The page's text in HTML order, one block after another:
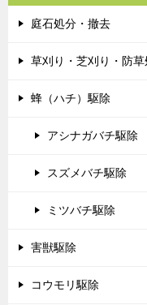
庭石処分・撤去
草刈り・芝刈り・防草
蜂（ハチ）駆除
アシナガバチ駆除
スズメバチ駆除
ミツバチ駆除
害獣駆除
コウモリ駆除